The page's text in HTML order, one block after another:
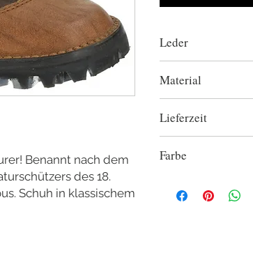
Benannt nach dem
des 18.
Schuh in klassischem
Leder
Material
Obermaterial 100%
Lieferzeit
Lager. Allerdings
sich
ergeben. Wir bitten
Farbe